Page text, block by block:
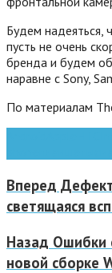
Будем надеяться,
пусть не очень
бренда и будем
наравне с Sony,
По материалам
Вперед
светящаяся
Назад Ошибки
новой сборке